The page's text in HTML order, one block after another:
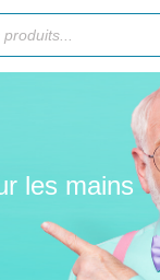
les mains